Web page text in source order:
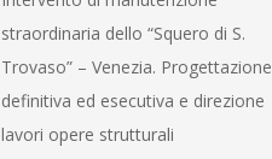
straordinaria dello “Squero di S.
Trovaso” – Venezia. Progettazione
definitiva ed esecutiva e direzione
lavori opere strutturali